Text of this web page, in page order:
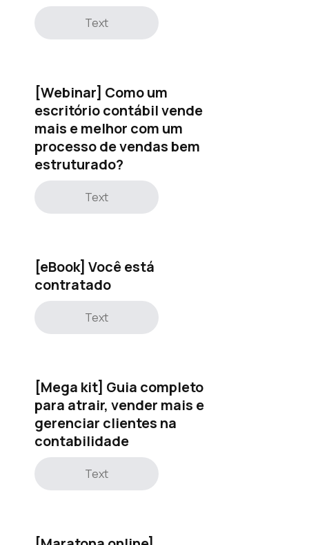
Text
[Webinar] Como um
escritório contábil vende
mais e melhor com um
processo de vendas bem
estruturado?
Text
[eBook] Você está
contratado
Text
[Mega kit] Guia completo
para atrair, vender mais e
gerenciar clientes na
contabilidade
Text